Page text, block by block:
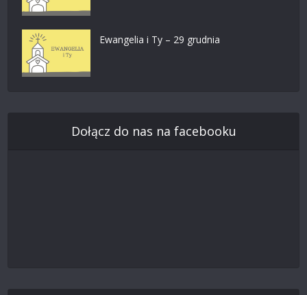
Ewangelia i Ty – 29 grudnia
Dołącz do nas na facebooku